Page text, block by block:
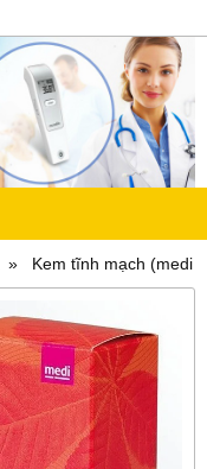
Kem tĩnh mạch (medi